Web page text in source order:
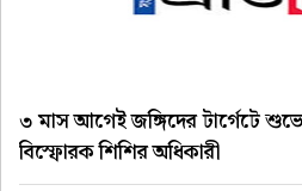
৩ মাস আগেই জঙ্গিদের টার্গেটে
বিস্ফোরক শিশির অধিকারী